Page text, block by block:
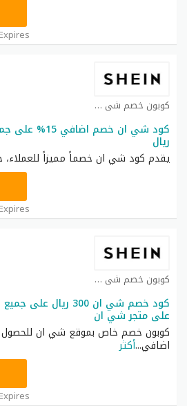
كوبون خصم شي ان كوبون
ريال
يقدم كود شي ان خصماً مميزاً
كوبون خصم شي ان كوبون
على متجر شي ان
كوبون خصم خاص بموقع شي ان
اضافي...أكثر